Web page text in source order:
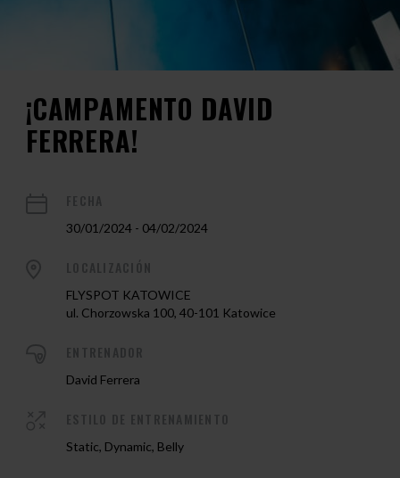
¡CAMPAMENTO DAVID
FERRERA!
30/01/2024 - 04/02/2024
FLYSPOT KATOWICE
ul. Chorzowska 100, 40-101 Katowice
David Ferrera
Static, Dynamic, Belly